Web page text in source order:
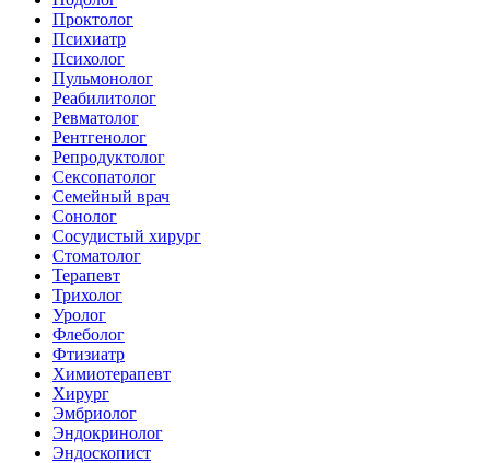
Проктолог
Психиатр
Психолог
Пульмонолог
Реабилитолог
Ревматолог
Рентгенолог
Репродуктолог
Сексопатолог
Семейный врач
Сонолог
Сосудистый хирург
Стоматолог
Терапевт
Трихолог
Уролог
Флеболог
Фтизиатр
Химиотерапевт
Хирург
Эмбриолог
Эндокринолог
Эндоскопист